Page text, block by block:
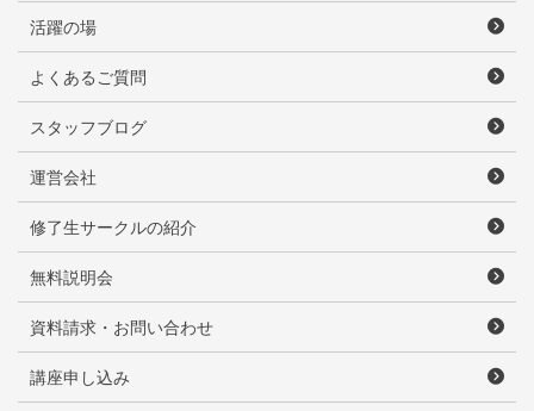
活躍の場
よくあるご質問
スタッフブログ
運営会社
修了生サークルの紹介
無料説明会
資料請求・お問い合わせ
講座申し込み